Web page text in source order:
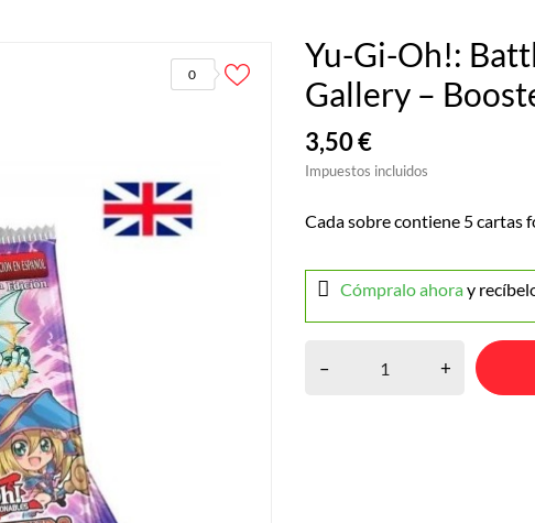
0
Yu-Gi-Oh!:
Gallery –
3,50 €
Impuestos incluidos
Cada sobre contiene 5 cartas
Cómpralo ahoray
– +